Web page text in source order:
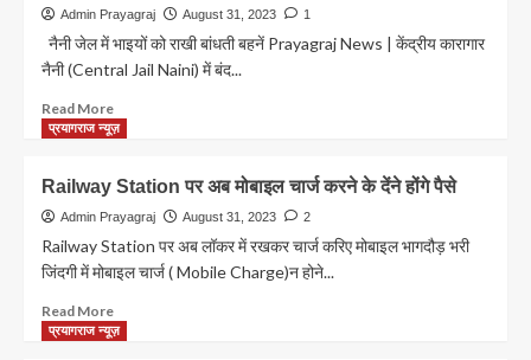
मोहल्लों
बिजली
रहेगी
Admin Prayagraj August 31, 2023 1
नैनी जेल में भाइयों को राखी बांधती बहनें Prayagraj News | केंद्रीय कारागार
नैनी (Central Jail Naini) में बंद...
Read MoreRead
more
सेंट्रल
जेल
में
ने
भाइयों
की
प्रयागराज न्यूज़
Railway Station पर अब मोबाइल चार्ज करने के देंने होंगे पैसे
Admin Prayagraj August 31, 2023 2
Railway Station पर अब लॉकर में रखकर चार्ज करिए मोबाइल भागदौड़ भरी
जिंदगी में मोबाइल चार्ज ( Mobile Charge)न होने...
Read MoreRead
more
प्रयागराज न्यूज़